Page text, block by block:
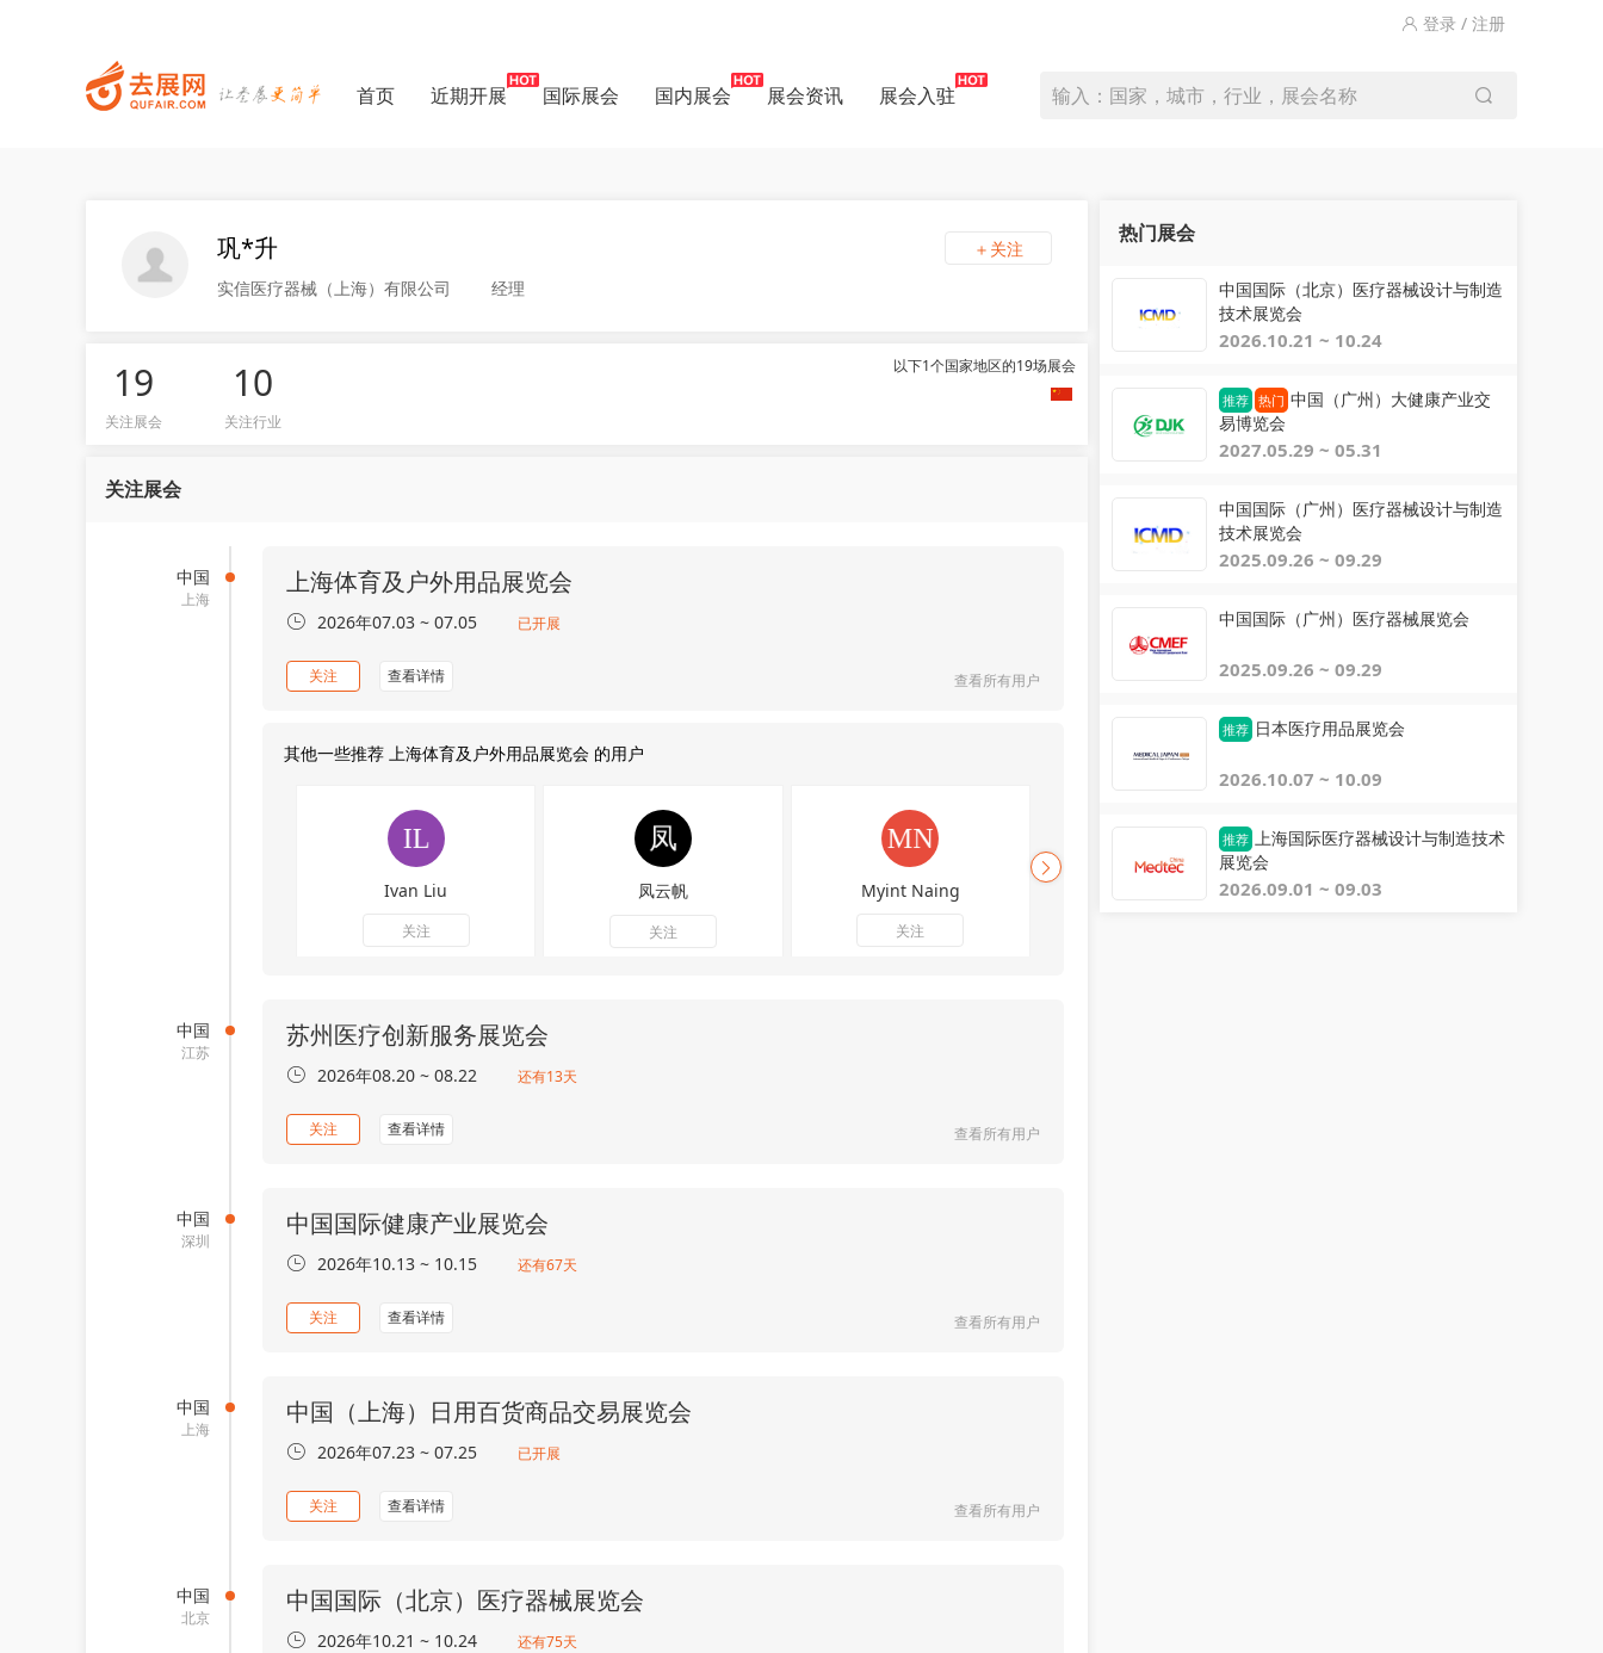
登录 / 注册
首页 近期开展 国际展会 国内展会 展会资讯 展会入驻 输入：国家，城市，行业，展会名称
巩*升
＋关注
实信医疗器械（上海）有限公司
经理
19
关注展会
10
关注行业
以下1个国家地区的19场展会
关注展会
中国
上海
上海体育及户外用品展览会
2026年07.03 ~ 07.05 已开展
关注 查看详情 查看所有用户
其他一些推荐 上海体育及户外用品展览会 的用户
Ivan Liu
关注
凤云帆
关注
Myint Naing
关注
微信用户
中国
江苏
苏州医疗创新服务展览会
2026年08.20 ~ 08.22 还有13天
关注 查看详情 查看所有用户
中国
深圳
中国国际健康产业展览会
2026年10.13 ~ 10.15 还有67天
关注 查看详情 查看所有用户
中国
上海
中国（上海）日用百货商品交易展览会
2026年07.23 ~ 07.25 已开展
关注 查看详情 查看所有用户
中国
北京
中国国际（北京）医疗器械展览会
2026年10.21 ~ 10.24 还有75天
热门展会
中国国际（北京）医疗器械设计与制造
技术展览会
2026.10.21 ~ 10.24
推荐 热门 中国（广州）大健康产业交
易博览会
2027.05.29 ~ 05.31
中国国际（广州）医疗器械设计与制造
技术展览会
2025.09.26 ~ 09.29
中国国际（广州）医疗器械展览会
2025.09.26 ~ 09.29
推荐 日本医疗用品展览会
2026.10.07 ~ 10.09
推荐 上海国际医疗器械设计与制造技术
展览会
2026.09.01 ~ 09.03